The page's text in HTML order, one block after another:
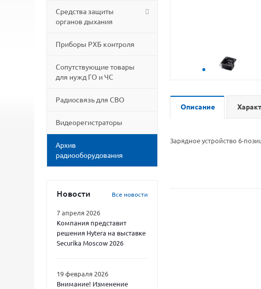
Средства защиты
органов дыхания
Приборы РХБ контроля
Сопутствующие товары
для нужд ГО и ЧС
Радиосвязь для СВО
Видеорегистраторы
Архив
радиооборудования
Новости Все новости
7 апреля 2026
Компания представит
решения Hytera на выставке
Securika Moscow 2026
19 февраля 2026
Внимание! Изменение
Описание
Зарядное устройство 6-